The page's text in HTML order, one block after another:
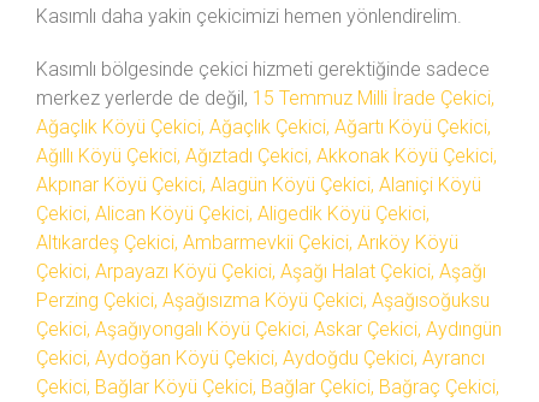
Kasımlı daha yakin çekicimizi hemen yönlendirelim.
Kasımlı bölgesinde çekici hizmeti gerektiğinde sadece
merkez yerlerde de değil, 15 Temmuz Milli İrade Çekici,
Ağaçlık Köyü Çekici, Ağaçlık Çekici, Ağartı Köyü Çekici,
Ağıllı Köyü Çekici, Ağıztadı Çekici, Akkonak Köyü Çekici,
Akpınar Köyü Çekici, Alagün Köyü Çekici, Alaniçi Köyü
Çekici, Alican Köyü Çekici, Aligedik Köyü Çekici,
Altıkardeş Çekici, Ambarmevkii Çekici, Arıköy Köyü
Çekici, Arpayazı Köyü Çekici, Aşağı Halat Çekici, Aşağı
Perzing Çekici, Aşağısızma Köyü Çekici, Aşağısoğuksu
Çekici, Aşağıyongalı Köyü Çekici, Askar Çekici, Aydıngün
Çekici, Aydoğan Köyü Çekici, Aydoğdu Çekici, Ayrancı
Çekici, Bağlar Köyü Çekici, Bağlar Çekici, Bağraç Çekici,